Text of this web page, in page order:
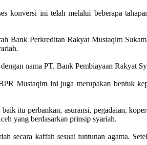
konversi ini telah melalui beberapa
Bank Perkreditan Rakyat Mustaqim
nama PT. Bank Pembiayaan Rakyat
Mustaqim ini juga merupakan bentuk
itu perbankan, asuransi, pegadaian,
yang berdasarkan prinsip syariah.
secara kaffah sesuai tuntunan agama.